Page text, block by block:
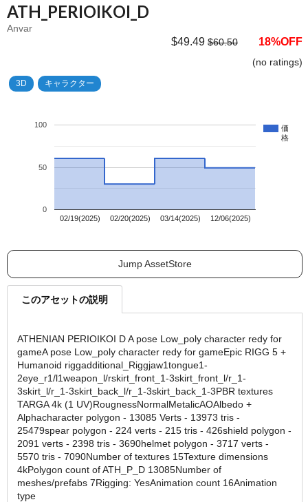
ATH_PERIOIKOI_D
Anvar
$49.49 $60.50 18%OFF
(no ratings)
3D キャラクター
価
格
02/19(2025) 02/20(2025) 03/14(2025) 12/06(2025)
0
50
100
Jump AssetStore
このアセットの説明
ATHENIAN PERIOIKOI D A pose Low_poly character redy for
gameA pose Low_poly character redy for gameEpic RIGG 5 +
Humanoid riggadditional_Riggjaw1tongue1-
2eye_r1/l1weapon_l/rskirt_front_1-3skirt_front_l/r_1-
3skirt_l/r_1-3skirt_back_l/r_1-3skirt_back_1-3PBR textures
TARGA 4k (1 UV)RougnessNormalMetalicAOAlbedo +
Alphacharacter polygon - 13085 Verts - 13973 tris -
25479spear polygon - 224 verts - 215 tris - 426shield polygon -
2091 verts - 2398 tris - 3690helmet polygon - 3717 verts -
5570 tris - 7090Number of textures 15Texture dimensions
4kPolygon count of ATH_P_D 13085Number of
meshes/prefabs 7Rigging: YesAnimation count 16Animation
type